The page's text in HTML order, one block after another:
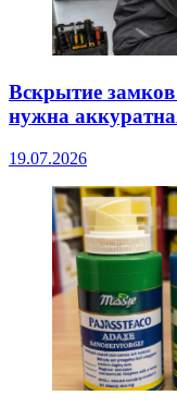
Вскрытие
нужна
19.07.2026